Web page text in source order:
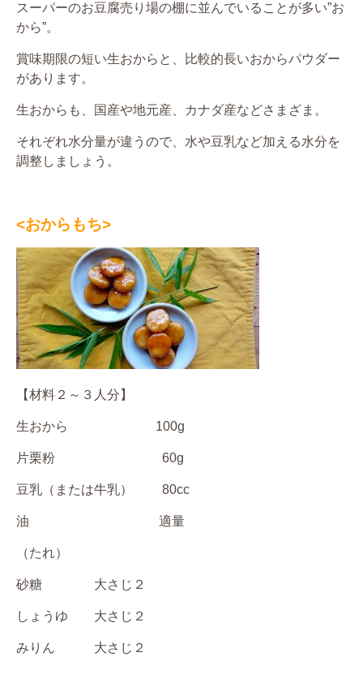
スーパーのお豆腐売り場の棚に並んでいることが多い”お
から”。
賞味期限の短い生おからと、比較的長いおからパウダー
があります。
生おからも、国産や地元産、カナダ産などさまざま。
それぞれ水分量が違うので、水や豆乳など加える水分を
調整しましょう。
<おからもち>
【材料２～３人分】
生おから 100g
片栗粉 60g
豆乳（または牛乳） 80cc
油 適量
（たれ）
砂糖 大さじ２
しょうゆ 大さじ２
みりん 大さじ２